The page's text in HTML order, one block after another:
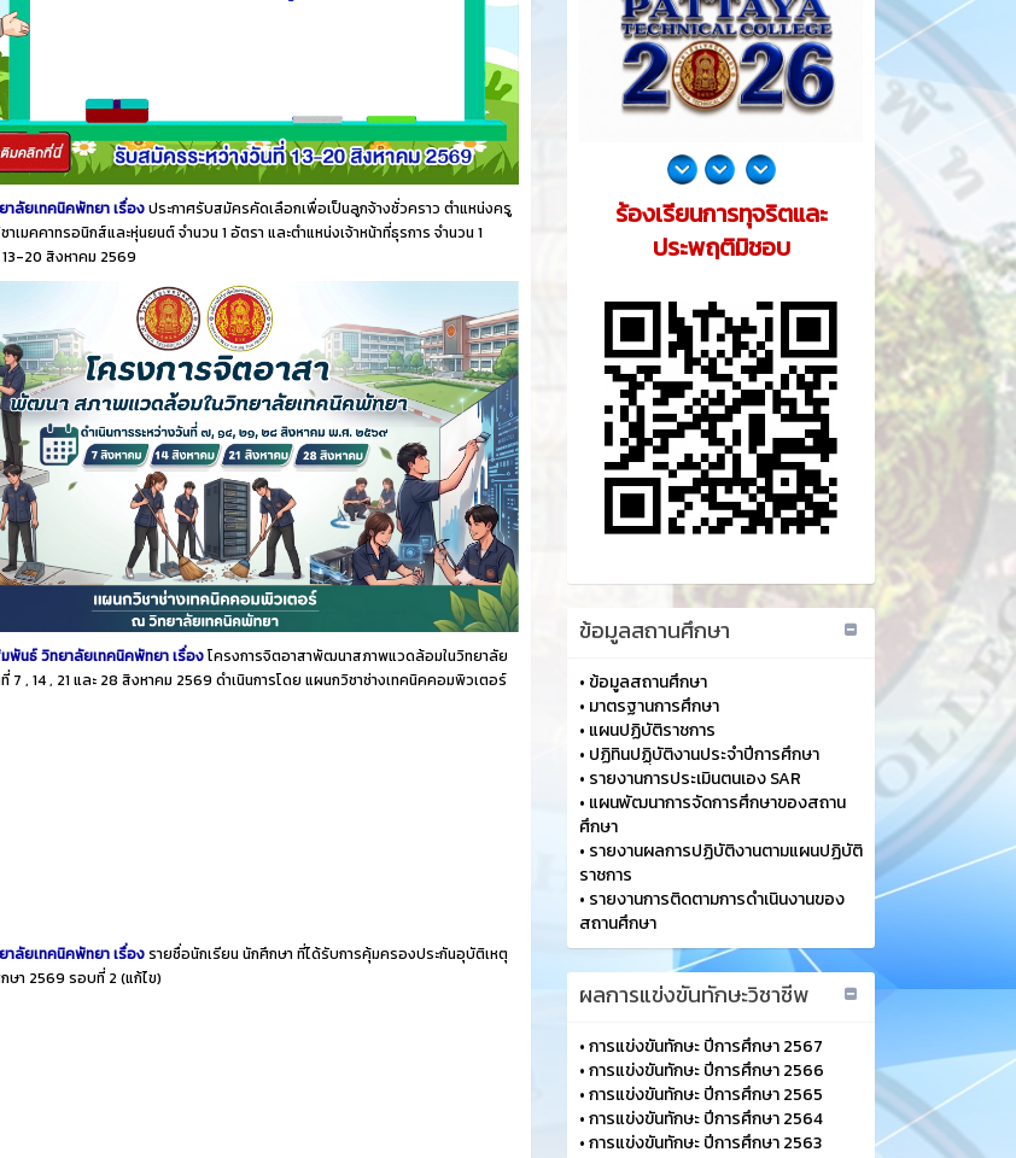
าลัยเทคนิคพัทยา เรื่องประกาศรับสมัครคัดเลือกเพื่อเป็นลูกจ้างชั่วคราว ตำแหน่งครู
เมคคาทรอนิกส์และหุ่นยนต์ จำนวน 1 อัตรา และตำแหน่งเจ้าหน้าที่ธุรการ จำนวน 1
13-20 สิงหาคม 2569
มพันธ์ วิทยาลัยเทคนิคพัทยา เรื่องโครงการจิตอาสาพัฒนาสภาพแวดล้อมในวิทยาลัย
7 , 14 , 21 และ 28 สิงหาคม 2569 ดำเนินการโดย แผนกวิชาช่างเทคนิคคอมพิวเตอร์
าลัยเทคนิคพัทยา เรื่องรายชื่อนักเรียน นักศึกษา ที่ได้รับการคุ้มครองประกันอุบัติเหตุ
ษา 2569 รอบที่ 2 (แก้ไข)
ร้องเรียนการทุจริตและ
ประพฤติมิชอบ
ข้อมูลสถานศึกษา
• ข้อมูลสถานศึกษา
• มาตรฐานการศึกษา
• แผนปฏิบัติราชการ
• ปฏิทินปฏฺิบัติงานประจำปีการศึกษา
• รายงานการประเมินตนเอง SAR
• แผนพัฒนาการจัดการศึกษาของสถาน
ศึกษา
• รายงานผลการปฏิบัติงานตามแผนปฏิบัติ
ราชการ
• รายงานการติดตามการดำเนินงานของ
สถานศึกษา
ผลการแข่งขันทักษะวิชาชีพ
•การแข่งขันทักษะ ปีการศึกษา 2567
•การแข่งขันทักษะ ปีการศึกษา 2566
•การแข่งขันทักษะ ปีการศึกษา 2565
•การแข่งขันทักษะ ปีการศึกษา 2564
•การแข่งขันทักษะ ปีการศึกษา 2563